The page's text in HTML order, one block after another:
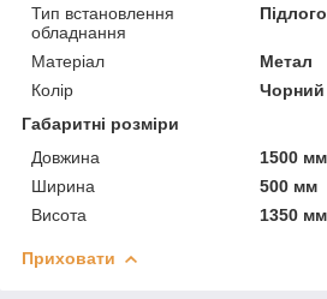
Тип встановлення
обладнання
Матеріал
Метал
Колір
Чорний
Габаритні розміри
Довжина
1500 мм
Ширина
500 мм
Висота
1350 мм
Приховати